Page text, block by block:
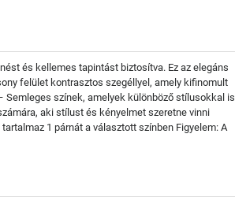
és kellemes tapintást biztosítva. Ez az elegáns
felület kontrasztos szegéllyel, amely kifinomult
színek, amelyek különböző stílusokkal is
aki stílust és kényelmet szeretne vinni
1 párnát a választott színben Figyelem: A